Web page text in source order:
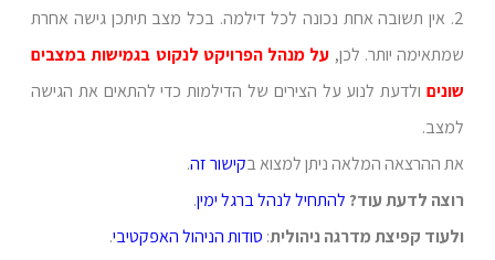
2. אין תשובה אחת נכונה לכל דילמה. בכל מצב תיתכן גישה אחרת
שמתאימה יותר. לכן, על מנהל הפרויקט לנקוט בגמישות במצבים
שונים ולדעת לנוע על הצירים של הדילמות כדי להתאים את הגישה
למצב.
את ההרצאה המלאה ניתן למצוא בקישור זה.
רוצה לדעת עוד? להתחיל לנהל ברגל ימין.
ולעוד קפיצת מדרגה ניהולית: סודות הניהול האפקטיבי.